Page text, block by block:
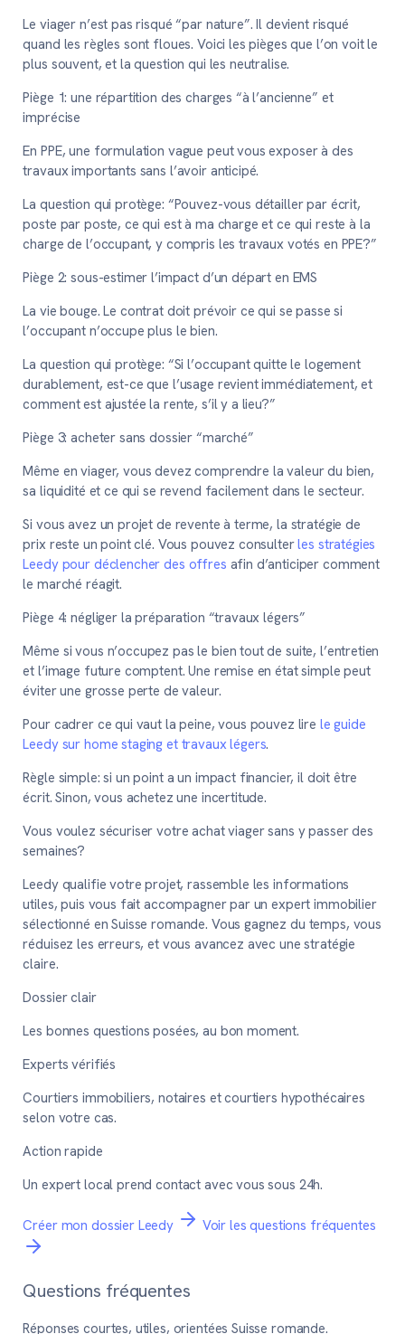
Le viager n’est pas risqué “par nature”. Il devient risqué
quand les règles sont floues. Voici les pièges que l’on voit le
plus souvent, et la question qui les neutralise.
Piège 1: une répartition des charges “à l’ancienne” et
imprécise
En PPE, une formulation vague peut vous exposer à des
travaux importants sans l’avoir anticipé.
La question qui protège: “Pouvez-vous détailler par écrit,
poste par poste, ce qui est à ma charge et ce qui reste à la
charge de l’occupant, y compris les travaux votés en PPE?”
Piège 2: sous-estimer l’impact d’un départ en EMS
La vie bouge. Le contrat doit prévoir ce qui se passe si
l’occupant n’occupe plus le bien.
La question qui protège: “Si l’occupant quitte le logement
durablement, est-ce que l’usage revient immédiatement, et
comment est ajustée la rente, s’il y a lieu?”
Piège 3: acheter sans dossier “marché”
Même en viager, vous devez comprendre la valeur du bien,
sa liquidité et ce qui se revend facilement dans le secteur.
Si vous avez un projet de revente à terme, la stratégie de
prix reste un point clé. Vous pouvez consulterles stratégies
Leedy pour déclencher des offres afin d’anticiper comment
le marché réagit.
Piège 4: négliger la préparation “travaux légers”
Même si vous n’occupez pas le bien tout de suite, l’entretien
et l’image future comptent. Une remise en état simple peut
éviter une grosse perte de valeur.
Pour cadrer ce qui vaut la peine, vous pouvez lire le guide
Leedy sur home staging et travaux légers.
Règle simple: si un point a un impact financier, il doit être
écrit. Sinon, vous achetez une incertitude.
Vous voulez sécuriser votre achat viager sans y passer des
semaines?
Leedy qualifie votre projet, rassemble les informations
utiles, puis vous fait accompagner par un expert immobilier
sélectionné en Suisse romande. Vous gagnez du temps, vous
réduisez les erreurs, et vous avancez avec une stratégie
claire.
Dossier clair
Les bonnes questions posées, au bon moment.
Experts vérifiés
Courtiers immobiliers, notaires et courtiers hypothécaires
selon votre cas.
Action rapide
Un expert local prend contact avec vous sous 24h.
Créer mon dossier Leedy Voir les questions fréquentes
Questions fréquentes
Réponses courtes, utiles, orientées Suisse romande.